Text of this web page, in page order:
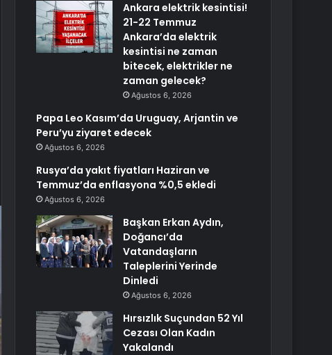
Ankara elektrik kesintisi!
21-22 Temmuz
Ankara’da elektrik
kesintisi ne zaman
bitecek, elektrikler ne
zaman gelecek?
Ağustos 6, 2026
Papa Leo Kasım’da Uruguay, Arjantin ve
Peru’yu ziyaret edecek
Ağustos 6, 2026
Rusya’da yakıt fiyatları Haziran ve
Temmuz’da enflasyona %0,5 ekledi
Ağustos 6, 2026
Başkan Erkan Aydın,
Doğancı’da
Vatandaşların
Taleplerini Yerinde
Dinledi
Ağustos 6, 2026
Hırsızlık Suçundan 52 Yıl
Cezası Olan Kadın
Yakalandı